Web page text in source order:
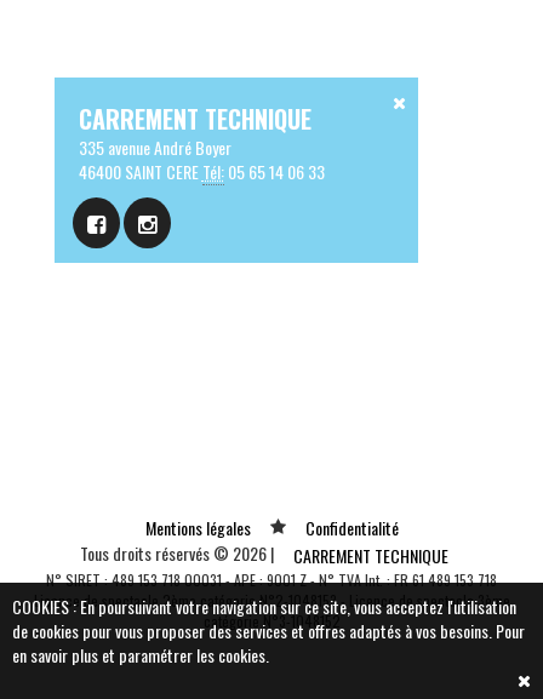
CARREMENT TECHNIQUE
335 avenue André Boyer
46400 SAINT CERETél:05 65 14 06 33
Vous souhaitez plus
d'informations sur CARREMENT
Mentions légales
Confidentialité
Tous droits réservés © 2026 |
CARREMENT TECHNIQUE
N° SIRET : 489 153 718 00031 - APE : 9001 Z - N° TVA Int. : FR 61 489 153 718
Licence de spectacle 2ème catégorie N°2-1048153 - Licence de spectacle 3ème
catégorie N°3-1048152
COOKIES : En poursuivant votre navigation sur ce site, vous acceptez l'utilisation
de cookies pour vous proposer des services et offres adaptés à vos besoins. Pour
en savoir plus et paramétrer les cookies.